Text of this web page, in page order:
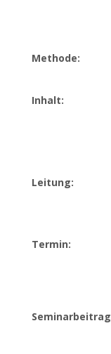
Methode:
Inhalt:
Leitung:
Termin: